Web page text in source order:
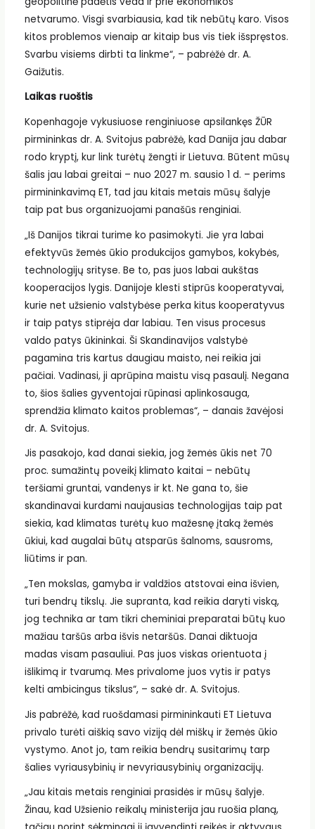
netvarumo. Visgi svarbiausia, kad tik nebūtų karo. Visos
kitos problemos vienaip ar kitaip bus vis tiek išspręstos.
Svarbu visiems dirbti ta linkme“, – pabrėžė dr. A.
Gaižutis.
Laikas ruoštis
Kopenhagoje vykusiuose renginiuose apsilankęs ŽŪR
pirmininkas dr. A. Svitojus pabrėžė, kad Danija jau dabar
rodo kryptį, kur link turėtų žengti ir Lietuva. Būtent mūsų
šalis jau labai greitai – nuo 2027 m. sausio 1 d. – perims
pirmininkavimą ET, tad jau kitais metais mūsų šalyje
taip pat bus organizuojami panašūs renginiai.
„Iš Danijos tikrai turime ko pasimokyti. Jie yra labai
efektyvūs žemės ūkio produkcijos gamybos, kokybės,
technologijų srityse. Be to, pas juos labai aukštas
kooperacijos lygis. Danijoje klesti stiprūs kooperatyvai,
kurie net užsienio valstybėse perka kitus kooperatyvus
ir taip patys stiprėja dar labiau. Ten visus procesus
valdo patys ūkininkai. Ši Skandinavijos valstybė
pagamina tris kartus daugiau maisto, nei reikia jai
pačiai. Vadinasi, ji aprūpina maistu visą pasaulį. Negana
to, šios šalies gyventojai rūpinasi aplinkosauga,
sprendžia klimato kaitos problemas“, – danais žavėjosi
dr. A. Svitojus.
Jis pasakojo, kad danai siekia, jog žemės ūkis net 70
proc. sumažintų poveikį klimato kaitai – nebūtų
teršiami gruntai, vandenys ir kt. Ne gana to, šie
skandinavai kurdami naujausias technologijas taip pat
siekia, kad klimatas turėtų kuo mažesnę įtaką žemės
ūkiui, kad augalai būtų atsparūs šalnoms, sausroms,
liūtims ir pan.
„Ten mokslas, gamyba ir valdžios atstovai eina išvien,
turi bendrų tikslų. Jie supranta, kad reikia daryti viską,
jog technika ar tam tikri cheminiai preparatai būtų kuo
mažiau taršūs arba išvis netaršūs. Danai diktuoja
madas visam pasauliui. Pas juos viskas orientuota į
išlikimą ir tvarumą. Mes privalome juos vytis ir patys
kelti ambicingus tikslus“, – sakė dr. A. Svitojus.
Jis pabrėžė, kad ruošdamasi pirmininkauti ET Lietuva
privalo turėti aiškią savo viziją dėl miškų ir žemės ūkio
vystymo. Anot jo, tam reikia bendrų susitarimų tarp
šalies vyriausybinių ir nevyriausybinių organizacijų.
„Jau kitais metais renginiai prasidės ir mūsų šalyje.
Žinau, kad Užsienio reikalų ministerija jau ruošia planą,